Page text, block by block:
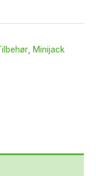
, Minijack